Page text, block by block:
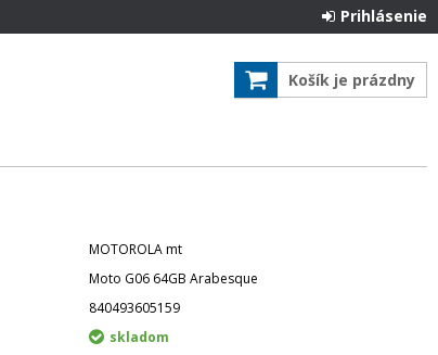
Prihlásenie
Košík je prázdny
MOTOROLA mt
Moto G06 64GB Arabesque
840493605159
skladom